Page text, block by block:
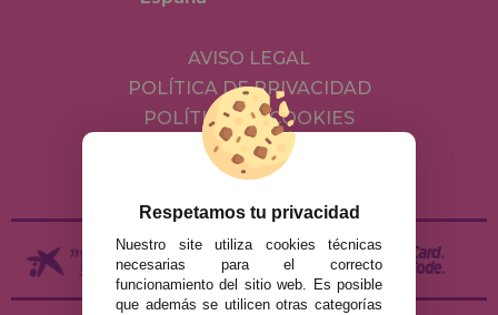
AVISO LEGAL
POLÍTICA DE PRIVACIDAD
POLÍTICA DE COOKIES
ENVÍOS Y DEVOLUCIONES
DEVOLUCIONES / DESISTIMIENTO
Respetamos tu privacidad
Nuestro site utiliza cookies técnicas
necesarias para el correcto
funcionamiento del sitio web. Es posible
que además se utilicen otras categorías